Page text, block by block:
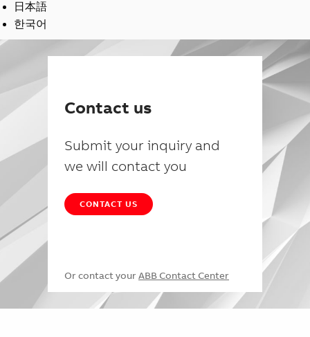
日本語
한국어
Contact us
Submit your inquiry and
we will contact you
CONTACT US
Or contact your ABB Contact Center